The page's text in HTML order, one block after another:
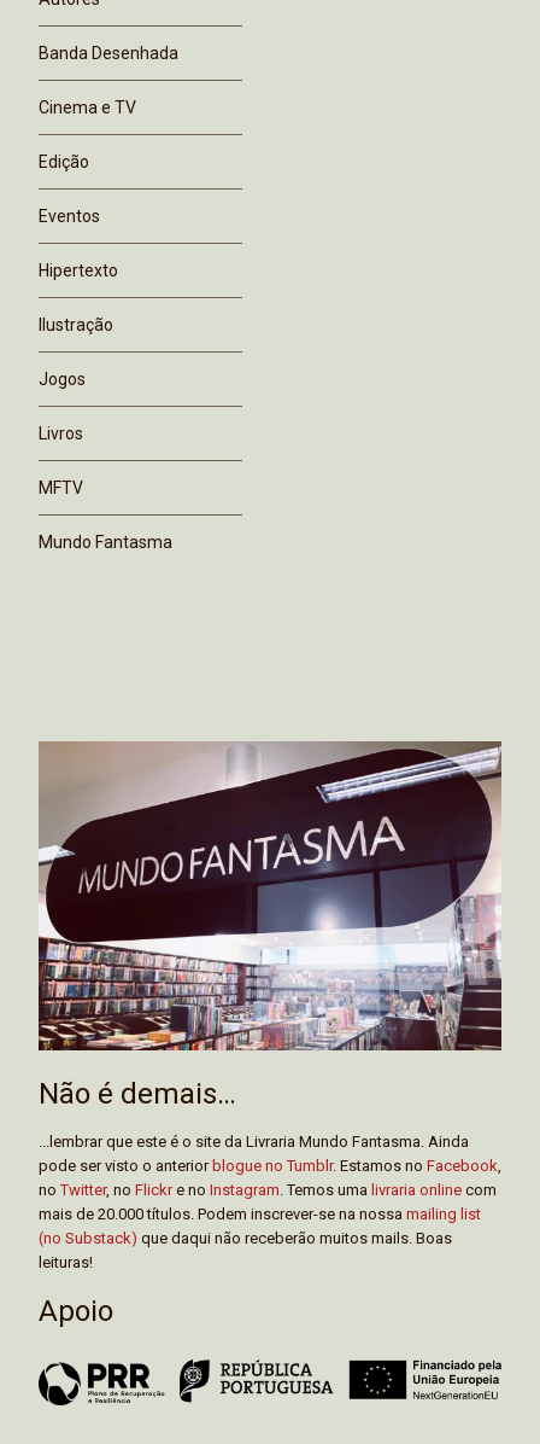
Banda Desenhada
Cinema e TV
Edição
Eventos
Hipertexto
Ilustração
Jogos
Livros
MFTV
Mundo Fantasma
Não é demais…
...lembrar que este é o site da Livraria Mundo Fantasma. Ainda
pode ser visto o anterior blogue no Tumblr. Estamos no Facebook,
noTwitter, no Flickre no Instagram. Temos uma livraria online com
mais de 20.000 títulos. Podem inscrever-se na nossa mailing list
(no Substack) que daqui não receberão muitos mails. Boas
leituras!
Apoio